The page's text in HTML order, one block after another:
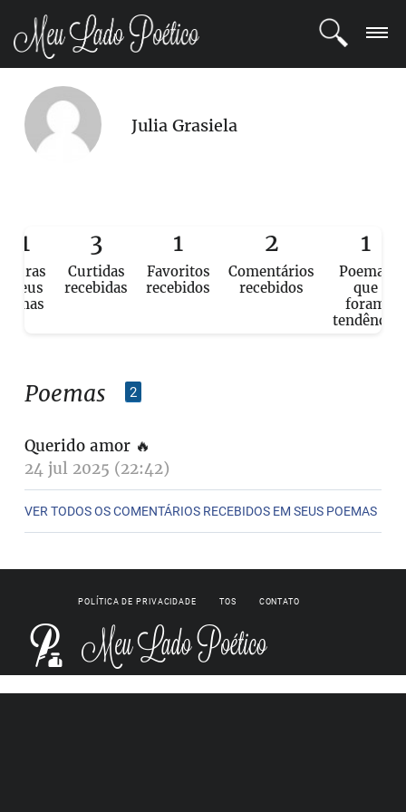
LOGIN
REGISTRO
COMUNIDADE
Julia Grasiela
31
seus
3
Curtidas
recebidas
1
Favoritos
recebidos
2
Comentários
recebidos
1
Poemas
que
foram
tendência
Poemas 2
Querido amor 🔥
24 jul 2025 (22:42)
VER TODOS OS COMENTÁRIOS RECEBIDOS EM SEUS POEMAS
POLÍTICA DE PRIVACIDADE TOS CONTATO